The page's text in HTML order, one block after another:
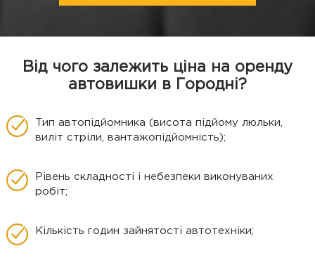
Від чого залежить ціна на оренду
автовишки в Городні?
Тип автопідйомника (висота підйому люльки,
виліт стріли, вантажопідйомність);
Рівень складності і небезпеки виконуваних
робіт;
Кількість годин зайнятості автотехніки;